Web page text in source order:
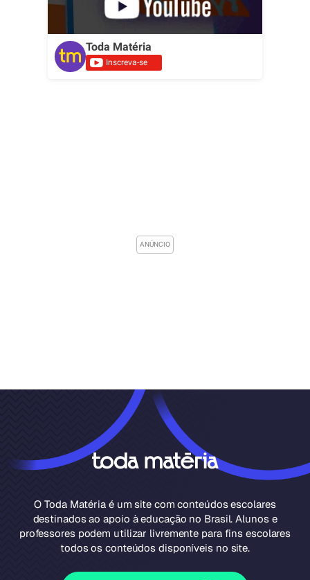
Toda Matéria
Inscreva-se
O Toda Matéria é um site com conteúdos escolares
destinados ao apoio à educação no Brasil. Alunos e
professores podem utilizar livremente para fins escolares
todos os conteúdos disponíveis no site.